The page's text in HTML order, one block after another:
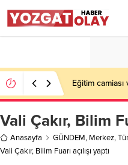
Eğitim camiası
Vali Çakır, Bilim
Anasayfa GÜNDEM, Merkez,
Vali Çakır, Bilim Fuarı açılışı yaptı